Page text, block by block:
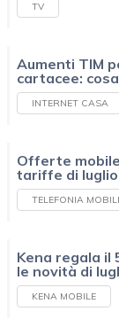
TV
Aumenti TIM
cartacee:
INTERNET CASA
Offerte
tariffe di
TELEFONIA
Kena regala il
le novità di
KENA MOBILE